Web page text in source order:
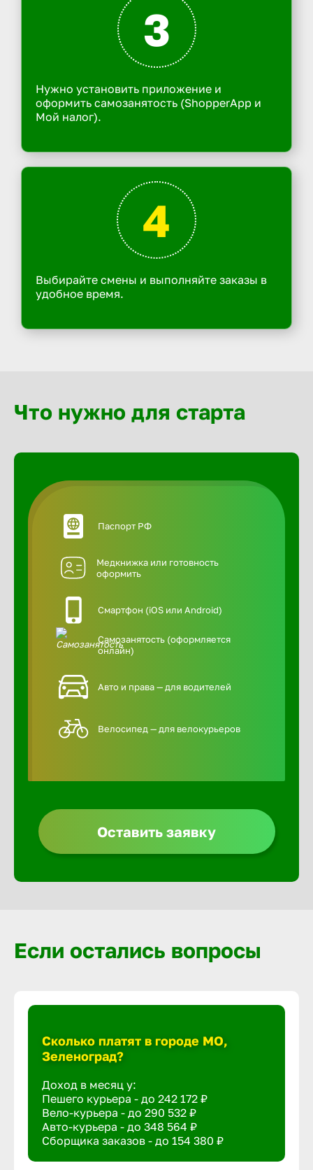
3
Нужно установить приложение и
оформить самозанятость (ShopperApp и
Мой налог).
4
Выбирайте смены и выполняйте заказы в
удобное время.
Что нужно для старта
Паспорт РФ
Медкнижка или готовность
оформить
Смартфон (iOS или Android)
Самозанятость (оформляется
онлайн)
Авто и права — для водителей
Велосипед — для велокурьеров
Оставить заявку
Если остались вопросы
Сколько платят в городе МО,
Зеленоград?
Доход в месяц у:
Пешего курьера - до 242 172 ₽
Вело-курьера - до 290 532 ₽
Авто-курьера - до 348 564 ₽
Сборщика заказов - до 154 380 ₽